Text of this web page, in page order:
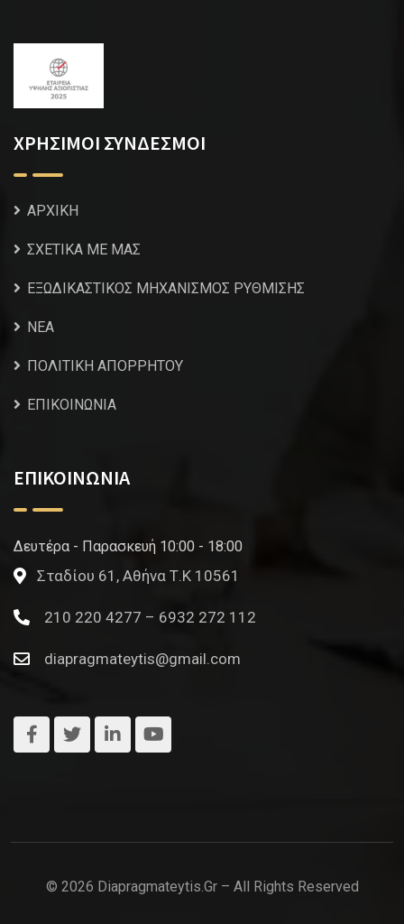
ΧΡΗΣΙΜΟΙ ΣΥΝΔΕΣΜΟΙ
ΑΡΧΙΚΗ
ΣΧΕΤΙΚΑ ΜΕ ΜΑΣ
ΕΞΩΔΙΚΑΣΤΙΚΟΣ ΜΗΧΑΝΙΣΜΟΣ ΡΥΘΜΙΣΗΣ
NEA
ΠΟΛΙΤΙΚΗ ΑΠΟΡΡΗΤΟΥ
ΕΠΙΚΟΙΝΩΝΙΑ
ΕΠΙΚΟΙΝΩΝΙΑ
Δευτέρα - Παρασκευή 10:00 - 18:00
Σταδίου 61, Αθήνα Τ.Κ 10561
210 220 4277 – 6932 272 112
diapragmateytis@gmail.com
© 2026 Diapragmateytis.gr – All Rights Reserved